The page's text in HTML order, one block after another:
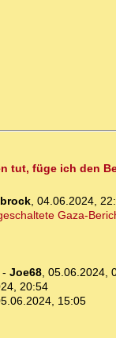
tut, füge ich den
, 04.06.2024,
Gaza-
Joe68, 05.06.2024,
20:54
15:05